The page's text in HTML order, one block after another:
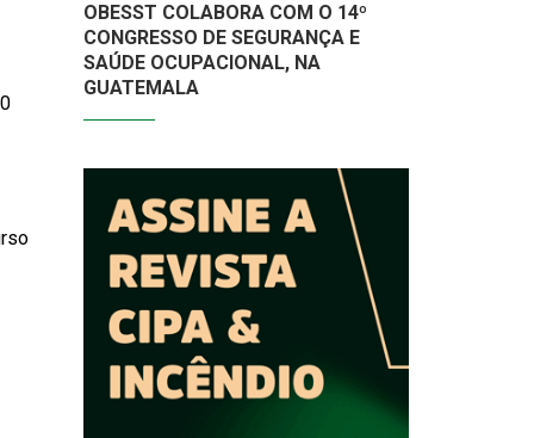
OBESST COLABORA COM O 14º
CONGRESSO DE SEGURANÇA E
SAÚDE OCUPACIONAL, NA
GUATEMALA